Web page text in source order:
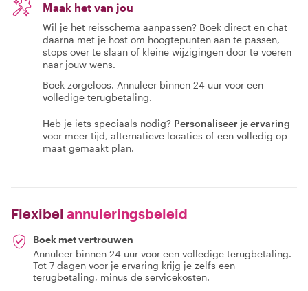
Maak het van jou
Wil je het reisschema aanpassen? Boek direct en chat
daarna met je host om hoogtepunten aan te passen,
stops over te slaan of kleine wijzigingen door te voeren
naar jouw wens.
Boek zorgeloos. Annuleer binnen 24 uur voor een
volledige terugbetaling.
Heb je iets speciaals nodig? Personaliseer je ervaring
voor meer tijd, alternatieve locaties of een volledig op
maat gemaakt plan.
Flexibel annuleringsbeleid
Boek met vertrouwen
Annuleer binnen 24 uur voor een volledige terugbetaling.
Tot 7 dagen voor je ervaring krijg je zelfs een
terugbetaling, minus de servicekosten.